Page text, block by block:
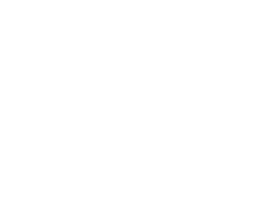
reštaurácia (francúzska, ázijská, talianska, morské plody), gril bar na pláži,
pre členov klubu Preferred, 4 bazény (1 z toho iba pre členov klubu
garantovať.
vybavenie):
view: